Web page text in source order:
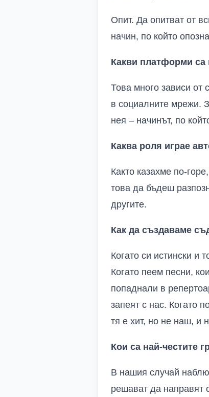
Опит. Да опитват от
начин, по който
Какви платформи са
Това много зависи
в социалните мрежи.
нея – начинът, по
Каква роля играе
Както казахме по-
това да бъдеш
другите.
Как да създаваме
Когато си истински и
Когато пеем песни,
попаднали в
запеят с нас. Когато
тя е хит, но не наш, и
Кои са най-честите
В нашия случай
решават да направят